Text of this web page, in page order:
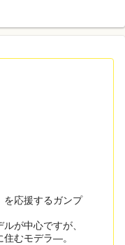
を応援するガンプ
が中心ですが、
住むモデラ―。